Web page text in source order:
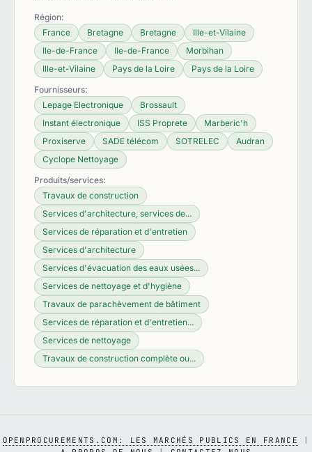
Région:
France
Bretagne Bretagne
Ille-et-Vilaine
Ile-de-France
Ile-de-France
Morbihan
Ille-et-Vilaine
Pays de la Loire
Pays de la Loire
Fournisseurs:
Lepage Electronique
Brossault
Instant électronique
ISS Proprete
Marberic'h
Proxiserve
SADE télécom SOTRELEC
Audran
Cyclope Nettoyage
Produits/services:
Travaux de construction
Services d'architecture, services de...
Services de réparation et d'entretien
Services d'architecture
Services d'évacuation des eaux usées...
Services de nettoyage et d'hygiène
Travaux de parachèvement de bâtiment
Services de réparation et d'entretien...
Services de nettoyage
Travaux de construction complète ou...
OPENPROCUREMENTS.COM: LES MARCHÉS PUBLICS EN FRANCE